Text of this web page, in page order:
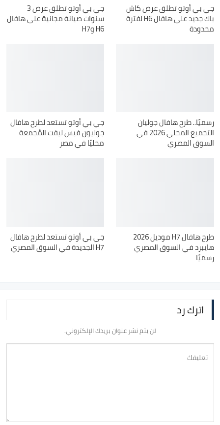
جي بي أوتو تطلق عرض كاش
باك جديد على هافال H6 لفترة
محدودة
جي بي أوتو تطلق عرض 3
سنوات صيانة مجانية على هافال
H6 وH7
رسميًا.. طرح هافال جوليان
التجميع المحلي 2026 في
السوق المصري
جي بي أوتو تستعد لطرح هافال
جوليون فيس ليفت المُجمعة
محليًا في مصر
طرح هافال H7 موديل 2026
هايبرد في السوق المصري
رسميًا
جي بي أوتو تستعد لطرح هافال
H7 الجديدة في السوق المصري
اترك رد
لن يتم نشر عنوان بريدك الإلكتروني.